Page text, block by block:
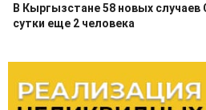
В Кыргызстане 58 новых случаев
сутки еще 2 человека